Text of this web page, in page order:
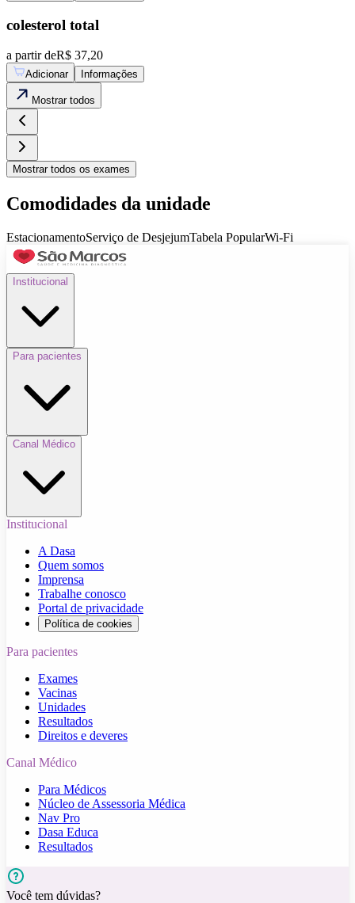
colesterol total
a partir deR$ 37,20
Adicionar Informações
Mostrar todos
Mostrar todos os exames
Comodidades da unidade
EstacionamentoServiço de DesjejumTabela PopularWi-Fi
Institucional
Para pacientes
Canal Médico
Institucional
A Dasa
Quem somos
Imprensa
Trabalhe conosco
Portal de privacidade
Política de cookies
Para pacientes
Exames
Vacinas
Unidades
Resultados
Direitos e deveres
Canal Médico
Para Médicos
Núcleo de Assessoria Médica
Nav Pro
Dasa Educa
Resultados
Você tem dúvidas?